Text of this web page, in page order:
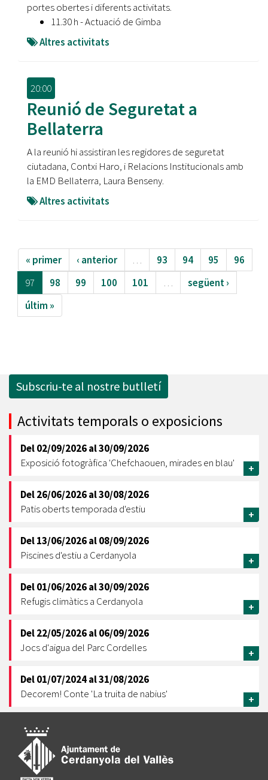
portes obertes i diferents activitats.
11.30 h - Actuació de Gimba
Altres activitats
20:00
Reunió de Seguretat a
Bellaterra
A la reunió hi assistiran les regidores de seguretat
ciutadana, Contxi Haro, i Relacions Institucionals amb
la EMD Bellaterra, Laura Benseny.
Altres activitats
« primer ‹ anterior … 93 94 95
96
97
98 99 100 101 …
següent ›
últim »
Subscriu-te al nostre butlletí
Activitats temporals o exposicions
Del02/09/2026al30/09/2026
Exposició fotogràfica 'Chefchaouen, mirades en blau'
+
Del26/06/2026al30/08/2026
Patis oberts temporada d'estiu
+
Del13/06/2026al08/09/2026
Piscines d'estiu a Cerdanyola
+
Del01/06/2026al30/09/2026
Refugis climàtics a Cerdanyola
+
Del22/05/2026al06/09/2026
Jocs d'aigua del Parc Cordelles
+
Del01/07/2024al31/08/2026
Decorem! Conte 'La truita de nabius'
+